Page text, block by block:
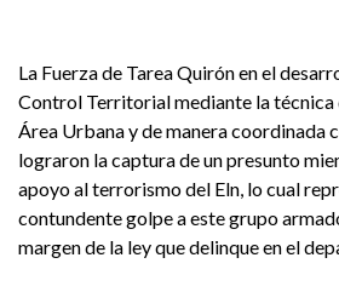
La Fuerza de Tarea Quirón en el
Control Territorial mediante la
Área Urbana y de manera coordinada
lograron la captura de un presunto
apoyo al terrorismo del Eln, lo cual
contundente golpe a este grupo
margen de la ley que delinque en el